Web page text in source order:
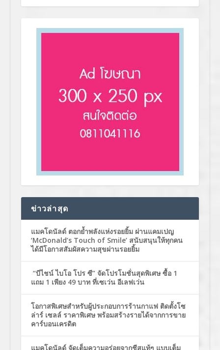
ข่าวล่าสุด
แมคโดนัลด์ ตอกย้ำพลังแห่งรอยยิ้ม ผ่านแคมเปญ
‘McDonald’s Touch of Smile’ สนับสนุนให้ทุกคน
ได้มีโอกาสสัมผัสความสุขผ่านรอยยิ้ม
“บีไชน์ ไบโอ โปร ซี” จัดโปรโมชั่นสุดพิเศษ ซื้อ 1
แถม 1 เพียง 49 บาท ที่เซเว่น อีเลฟเว่น
โอกาสพิเศษสำหรับผู้ประกอบการร้านกาแฟ ติดตั้งโซ
ล่าร์ เซลล์ ราคาพิเศษ พร้อมสร้างรายได้จากการขาย
คาร์บอนเครดิต
แมคโดนัลด์ จัดเต็มความอร่อยจากชีสแท้ๆ แบบเต็ม